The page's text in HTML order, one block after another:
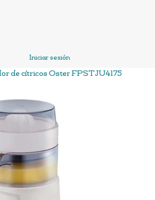
Iniciar sesión
de cítricos Oster FPSTJU4175